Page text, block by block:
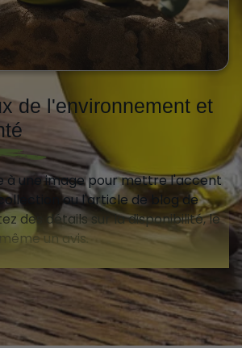
de l'environnement et
à une image pour mettre l'accent
ou l'article de blog de
des détails sur la disponibilité, le
un avis.